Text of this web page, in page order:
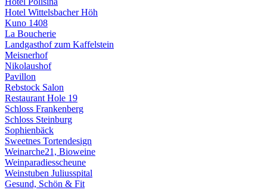
Hotel Wittelsbacher Höh
Kuno 1408
La Boucherie
Landgasthof zum Kaffelstein
Meisnerhof
Nikolaushof
Pavillon
Rebstock Salon
Restaurant Hole 19
Schloss Frankenberg
Schloss Steinburg
Sophienbäck
Sweetnes Tortendesign
Weinarche21, Bioweine
Weinparadiesscheune
Weinstuben Juliusspital
Gesund, Schön & Fit